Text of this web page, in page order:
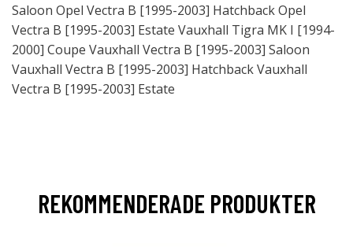
Saloon Opel Vectra B [1995-2003] Hatchback Opel
Vectra B [1995-2003] Estate Vauxhall Tigra MK I [1994-
2000] Coupe Vauxhall Vectra B [1995-2003] Saloon
Vauxhall Vectra B [1995-2003] Hatchback Vauxhall
Vectra B [1995-2003] Estate
REKOMMENDERADE PRODUKTER